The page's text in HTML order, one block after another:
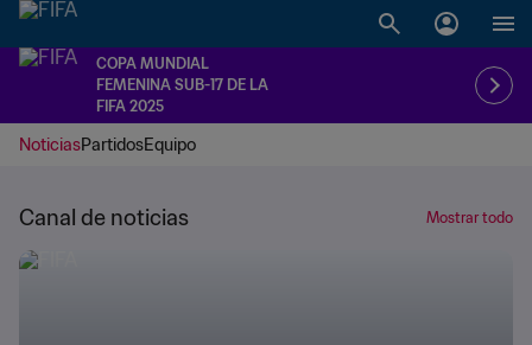
COPA MUNDIAL
FEMENINA SUB-17 DE LA
FIFA 2025
NoticiasPartidosEquipo
Canal de noticias Mostrar todo